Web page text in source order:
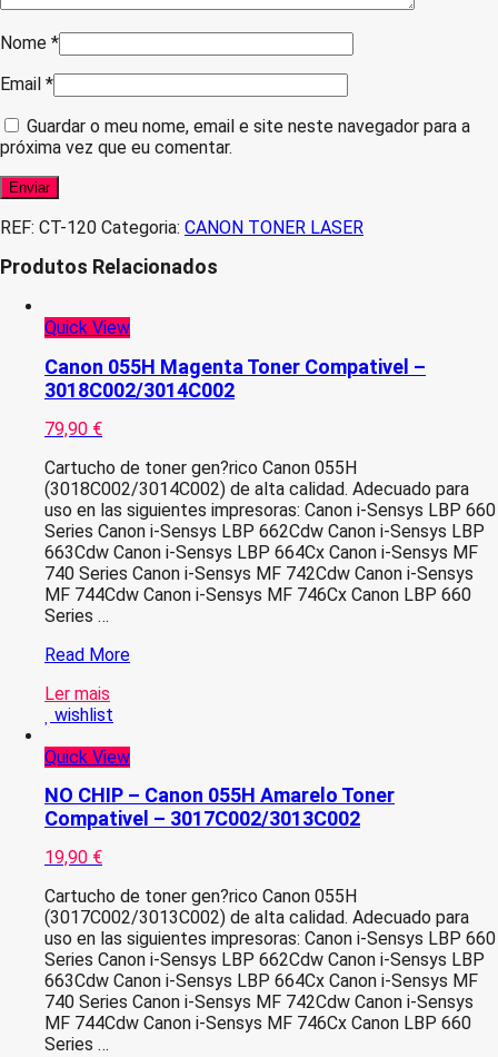
Nome *
Email *
Guardar o meu nome, email e site neste navegador para a
próxima vez que eu comentar.
REF: CT-120 Categoria: CANON TONER LASER
Produtos Relacionados
Quick View
Canon 055H Magenta Toner Compativel –
3018C002/3014C002
79,90 €
Cartucho de toner gen?rico Canon 055H
(3018C002/3014C002) de alta calidad. Adecuado para
uso en las siguientes impresoras: Canon i-Sensys LBP 660
Series Canon i-Sensys LBP 662Cdw Canon i-Sensys LBP
663Cdw Canon i-Sensys LBP 664Cx Canon i-Sensys MF
740 Series Canon i-Sensys MF 742Cdw Canon i-Sensys
MF 744Cdw Canon i-Sensys MF 746Cx Canon LBP 660
Series …
Canon
Magenta
Toner
–
Read More
Ler mais
wishlist
Quick View
NO CHIP – Canon 055H Amarelo Toner
Compativel – 3017C002/3013C002
19,90 €
Cartucho de toner gen?rico Canon 055H
(3017C002/3013C002) de alta calidad. Adecuado para
uso en las siguientes impresoras: Canon i-Sensys LBP 660
Series Canon i-Sensys LBP 662Cdw Canon i-Sensys LBP
663Cdw Canon i-Sensys LBP 664Cx Canon i-Sensys MF
740 Series Canon i-Sensys MF 742Cdw Canon i-Sensys
MF 744Cdw Canon i-Sensys MF 746Cx Canon LBP 660
Series …